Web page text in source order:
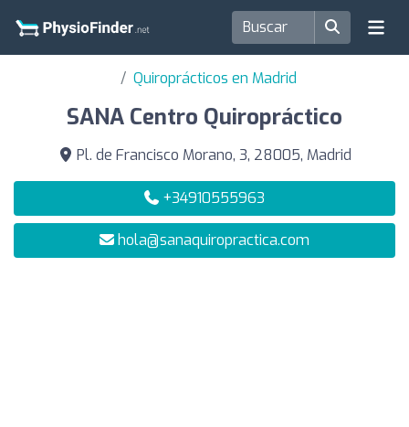
Quiroprácticos en Madrid
SANA Centro Quiropráctico
Pl. de Francisco Morano, 3, 28005, Madrid
+34910555963
hola@sanaquiropractica.com